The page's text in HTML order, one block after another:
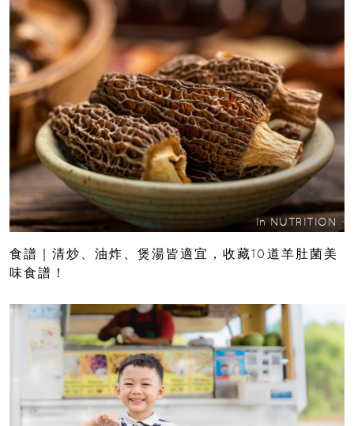
In NUTRITION
食譜｜清炒、油炸、煲湯皆適宜，收藏10道羊肚菌美
味食譜！